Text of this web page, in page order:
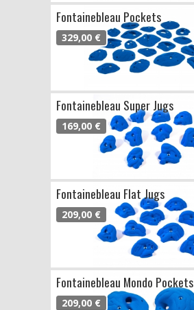
Fontainebleau Pockets
329,00 €
Fontainebleau Super Jugs
169,00 €
Fontainebleau Flat Jugs
209,00 €
Fontainebleau Mondo Pockets
209,00 €